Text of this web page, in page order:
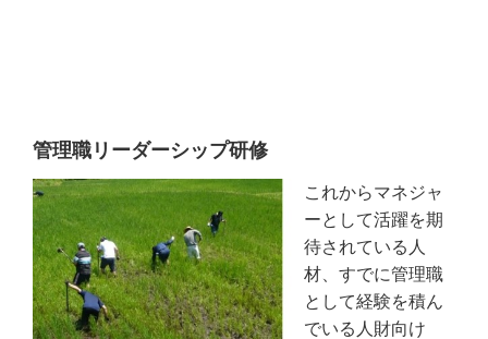
管理職リーダーシップ研修
これからマネジャ
ーとして活躍を期
待されている人
材、すでに管理職
として経験を積ん
でいる人財向け